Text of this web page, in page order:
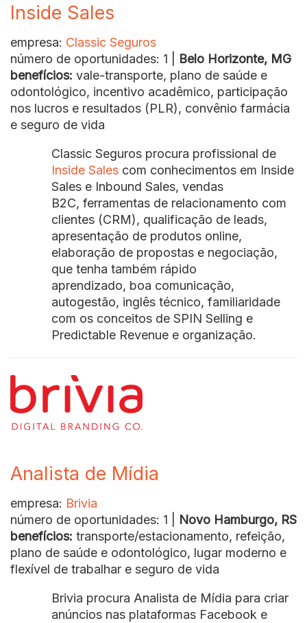
Inside Sales
empresa: Classic Seguros
número de oportunidades: 1 | Belo Horizonte, MG
benefícios: vale-transporte, plano de saúde e
odontológico, incentivo acadêmico, participação
nos lucros e resultados (PLR), convênio farmácia
e seguro de vida
Classic Seguros procura profissional de
Inside Sales com conhecimentos em Inside
Sales e Inbound Sales, vendas
B2C, ferramentas de relacionamento com
clientes (CRM), qualificação de leads,
apresentação de produtos online,
elaboração de propostas e negociação,
que tenha também rápido
aprendizado, boa comunicação,
autogestão, inglês técnico, familiaridade
com os conceitos de SPIN Selling e
Predictable Revenue e organização.
Analista de Mídia
empresa: Brivia
número de oportunidades: 1 | Novo Hamburgo, RS
benefícios: transporte/estacionamento, refeição,
plano de saúde e odontológico, lugar moderno e
flexível de trabalhar e seguro de vida
Brivia procura Analista de Mídia para criar
anúncios nas plataformas Facebook e